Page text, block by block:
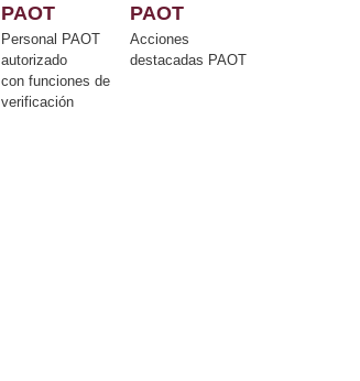
PAOT
Personal PAOT
autorizado
con funciones de
verificación
PAOT
Acciones
destacadas PAOT